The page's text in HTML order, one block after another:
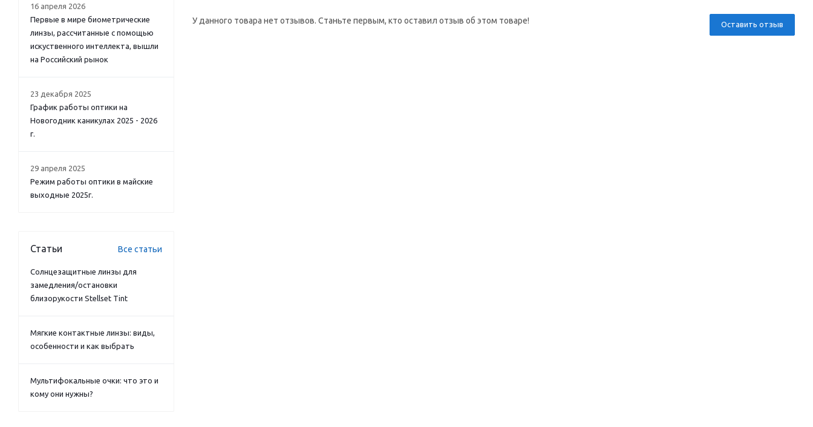
Оставить отзыв
У данного товара нет отзывов. Станьте первым, кто оставил отзыв об этом товаре!
16 апреля 2026
Первые в мире биометрические
линзы, рассчитанные с помощью
искуственного интеллекта, вышли
на Российский рынок
23 декабря 2025
График работы оптики на
Новогодник каникулах 2025 - 2026
г.
29 апреля 2025
Режим работы оптики в майские
выходные 2025г.
Статьи Все статьи
Солнцезащитные линзы для
замедления/остановки
близорукости Stellset Tint
Мягкие контактные линзы: виды,
особенности и как выбрать
Мультифокальные очки: что это и
кому они нужны?